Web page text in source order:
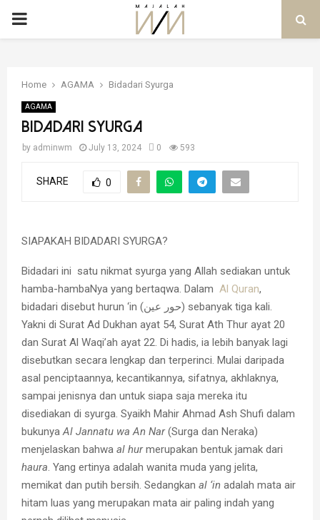
PRIMARY
Home AGAMA Bidadari Syurga
AGAMA
Bidadari Syurga
by adminwm July 13, 2024 0 593
SHARE 0
SIAPAKAH BIDADARI SYURGA?
Bidadari ini satu nikmat syurga yang Allah sediakan untuk
hamba-hambaNya yang bertaqwa. Dalam Al Quran,
bidadari disebut hurun ‘in (حور عين) sebanyak tiga kali.
Yakni di Surat Ad Dukhan ayat 54, Surat Ath Thur ayat 20
dan Surat Al Waqi’ah ayat 22. Di hadis, ia lebih banyak lagi
disebutkan secara lengkap dan terperinci. Mulai daripada
asal penciptaannya, kecantikannya, sifatnya, akhlaknya,
sampai jenisnya dan untuk siapa saja mereka itu
disediakan di syurga. Syaikh Mahir Ahmad Ash Shufi dalam
bukunya Al Jannatu wa An Nar(Surga dan Neraka)
menjelaskan bahwa al hurmerupakan bentuk jamak dari
haura . Yang ertinya adalah wanita muda yang jelita,
memikat dan putih bersih. Sedangkan al ‘in adalah mata air
hitam luas yang merupakan mata air paling indah yang